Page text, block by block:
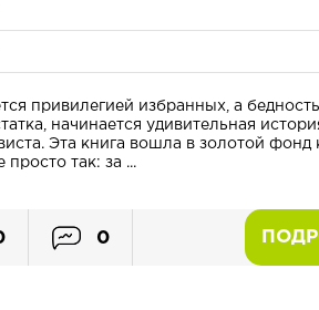
привилегией избранных, а
начинается удивительная
Эта книга вошла в золотой фонд
просто так: за ...
0